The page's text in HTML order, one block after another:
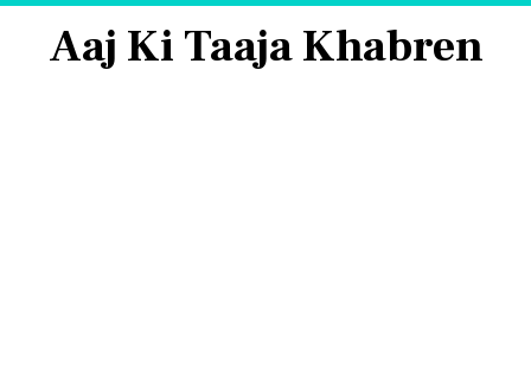
Aaj Ki Taaja Khabren